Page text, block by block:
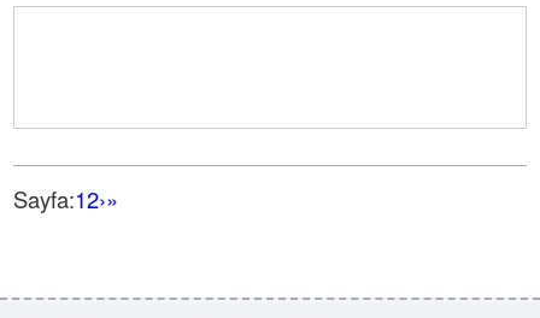
Sayfa:12›»